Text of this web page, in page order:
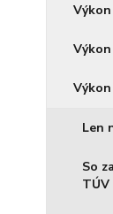
Len
So
TÚV